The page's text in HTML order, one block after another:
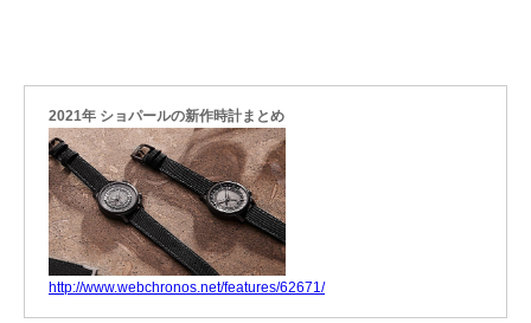
2021年 ショパールの新作時計まとめ
http://www.webchronos.net/features/62671/